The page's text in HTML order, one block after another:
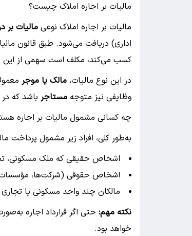
مالیات بر اجاره املاک چیست؟
مالیات بر اجاره املاک نوعی مالیات بر
اداری) دریافت می‌شود. طبق قانون
کسب می‌کند، مکلف است سهمی از این
در این نوع مالیات، مالک یا موجر
وظایفی نیز متوجه مستاجر باشد که
چه کسانی مشمول مالیات بر اجاره
به‌طور کلی، افراد زیر مشمول پرداخت
اشخاص حقیقی که ملک مسکونی،
اشخاص حقوقی (شرکت‌ها، مؤسسات)
مالکان چند واحد مسکونی یا تجاری
نکته مهم: حتی اگر قرارداد اجاره
خواهد بود.